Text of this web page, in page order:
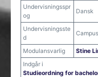
Undervisningsspr
og
Dansk
Undervisningsste
d
Modulansvarlig
Stine
Indgår i
Studieordning for